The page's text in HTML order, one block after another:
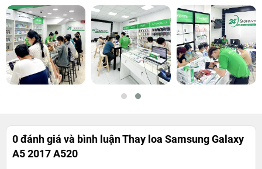
0 đánh giá và bình luậnThay loa Samsung Galaxy
A5 2017 A520